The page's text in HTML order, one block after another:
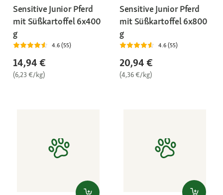
Sensitive Junior Pferd
mit Süßkartoffel 6x400
g
4.6 (55)
14,94 €
(6,23 €/kg)
Sensitive Junior Pferd
mit Süßkartoffel 6x800
g
4.6 (55)
20,94 €
(4,36 €/kg)